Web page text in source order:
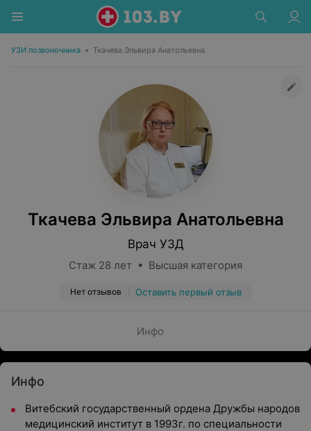
УЗИ позвоночника • Ткачева Эльвира Анатольевна
Ткачева Эльвира Анатольевна
Врач УЗД
Стаж 28 лет • Высшая категория
Нет отзывов Оставить первый отзыв
Инфо
Инфо
Витебский государственный ордена Дружбы народов
медицинский институт в 1993г. по специальности